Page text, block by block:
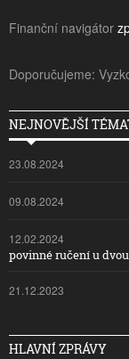
Finanční navigátor
Doporučujeme:
NEJNOVĚJŠÍ
23.08.2024
09.08.2024
12.02.2024
povinné ručení u
21.12.2023
HLAVNÍ ZPRÁVY